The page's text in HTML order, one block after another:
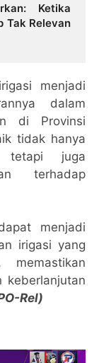
Ketika
Tak Relevan
menjadi
dalam
di Provinsi
tidak hanya
tetapi juga
terhadap
menjadi
irigasi yang
keberlanjutan
Rel)